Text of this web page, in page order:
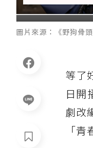
圖片來源：《野狗骨
等了
日開
劇改
「